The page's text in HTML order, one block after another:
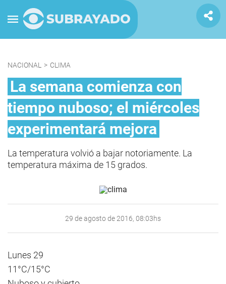
NACIONAL > CLIMA
La semana comienza con
tiempo nuboso; el miércoles
experimentará mejora
La temperatura volvió a bajar notoriamente. La
temperatura máxima de 15 grados.
29 de agosto de 2016, 08:03hs
Lunes 29
11°C/15°C